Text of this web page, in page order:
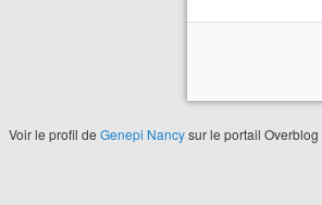
Voir le profil de Genepi Nancysur le portail Overblog